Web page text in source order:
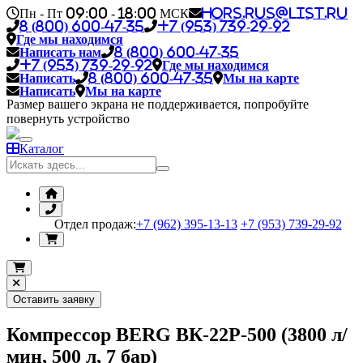
Пн - Пт 09:00 - 18:00 МСК
hors.rus@list.ru
8 (800) 600-47-35
+7 (953) 739-29-92
Где мы находимся
Написать нам
8 (800) 600-47-35
+7 (953) 739-29-92
Где мы находимся
Написать
8 (800) 600-47-35
Мы на карте
Написать
Мы на карте
Размер вашего экрана не поддерживается, попробуйте
повернуть устройство
Каталог
Отдел продаж:+7 (962) 395-13-13 +7 (953) 739-29-92
Оставить заявку
Компрессор BERG ВК-22Р-500 (3800 л/
мин, 500 л, 7 бар)